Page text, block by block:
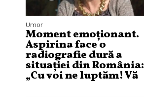
Umor
Moment emoționant.
Aspirina face o
radiografie dură a
situației din România:
„Cu voi ne luptăm! Vă